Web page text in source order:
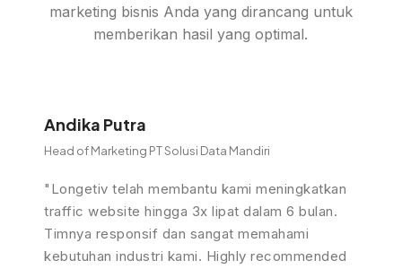
marketing bisnis Anda yang dirancang untuk
memberikan hasil yang optimal.
Andika Putra
Head of Marketing PT Solusi Data Mandiri
"Longetiv telah membantu kami meningkatkan
traffic website hingga 3x lipat dalam 6 bulan.
Timnya responsif dan sangat memahami
kebutuhan industri kami. Highly recommended